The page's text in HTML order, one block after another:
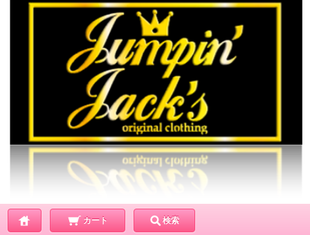
カート 検索